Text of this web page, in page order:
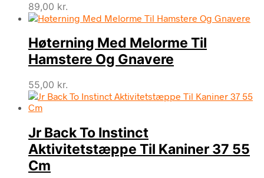
89,00 kr.
Høterning Med Melorme Til
Hamstere Og Gnavere
55,00 kr.
Jr Back To Instinct
Aktivitetstæppe Til Kaniner 37 55
Cm